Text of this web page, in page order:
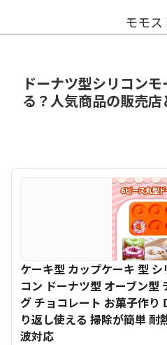
モモス
ドーナツ型シリコン
る？人気商品の販売
ケーキ型 カップケーキ 型
コン ドーナツ型 オーブン型
グ チョコレート お菓子作り
り返し使える 掃除が簡単 耐
波対応